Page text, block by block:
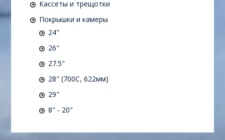
Кассеты и трещотки
Покрышки и камеры
24"
26"
27.5"
28" (700C, 622мм)
29"
8" - 20"